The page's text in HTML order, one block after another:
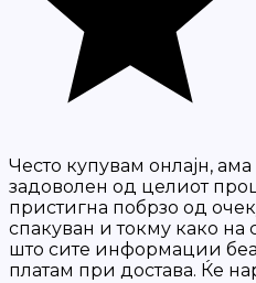
Често купувам онлајн,
задоволен од целиот
пристигна побрзо од
спакуван и токму како на
што сите информации
платам при достава. Ќе